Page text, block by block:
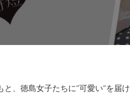
と、徳島女子たちに”可愛い”を届け